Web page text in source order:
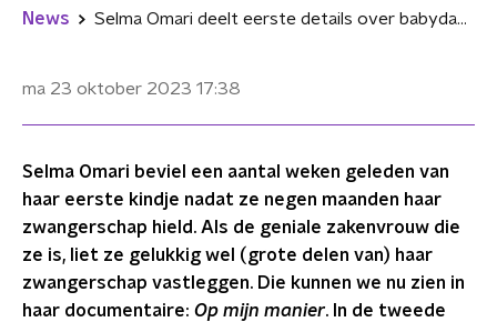
News Selma Omari deelt eerste details over babydaddy: "Hele lieve man"
ma 23 oktober 2023 17:38
Selma Omari beviel een aantal weken geleden van
haar eerste kindje nadat ze negen maanden haar
zwangerschap hield. Als de geniale zakenvrouw die
ze is, liet ze gelukkig wel (grote delen van) haar
zwangerschap vastleggen. Die kunnen we nu zien in
haar documentaire: Op mijn manier. In de tweede